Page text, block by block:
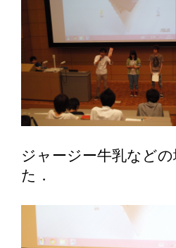
ジャージー牛乳など
た．